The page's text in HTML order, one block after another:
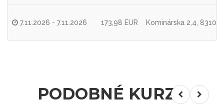
7.11.2026 - 7.11.2026 173,98 EUR Kominárska 2,4, 83104
PODOBNÉ KURZY